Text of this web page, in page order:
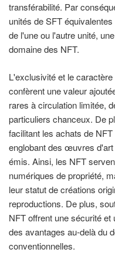
transférabilité. Par
unités de SFT
de l'une ou l'autre unité,
domaine des NFT.
L'exclusivité et le
confèrent une valeur
rares à circulation limitée,
particuliers chanceux. De
facilitant les achats de
englobant des œuvres
émis. Ainsi, les NFT
numériques de propriété,
leur statut de créations
reproductions. De plus,
NFT offrent une sécurité
des avantages au-delà du
conventionnelles.